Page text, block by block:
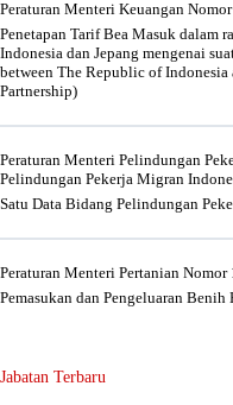
Peraturan Menteri Keuangan
Penetapan Tarif Bea Masuk dalam
Indonesia dan Jepang mengenai
between The Republic of Indonesia
Partnership)
Peraturan Menteri Pelindungan
Pelindungan Pekerja Migran
Satu Data Bidang Pelindungan
Peraturan Menteri Pertanian Nomor
Pemasukan dan Pengeluaran
Jabatan Terbaru